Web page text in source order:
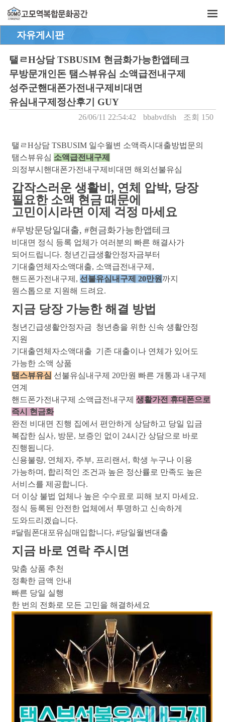
자유게시판
탤ㄹH상담 TSBUSIM 현금화가능한앱테크
무방문개인돈 탬스뷰유심 소액급전내구제
성주군핸대폰가전내구제비대면
유심내구제정산후기 GUY
26/06/11 22:54:42 bbabvdfsh 조회 150
탤ㄹH상담 TSBUSIM 일수월변 소액즉시대출방법문의
탬스뷰유심 소액급전내구제
의정부시핸대폰가전내구제비대면 해외선불유심
갑작스러운 생활비, 연체 압박, 당장
필요한 소액 현금 때문에
고민이시라면 이제 걱정 마세요
#무방문당일대출, #현금화가능한앱테크
비대면 정식 등록 업체가 여러분의 빠른 해결사가
되어드립니다. 청년긴급생활안정자금부터
기대출연체자소액대출, 소액급전내구제,
핸드폰가전내구제, 선불유심내구제 20만원 까지
원스톱으로 지원해 드려요.
지금 당장 가능한 해결 방법
청년긴급생활안정자금 청년층을 위한 신속 생활안정
지원
기대출연체자소액대출 기존 대출이나 연체가 있어도
가능한 소액 상품
탬스뷰유심 선불유심내구제 20만원 빠른 개통과 내구제
연계
핸드폰가전내구제 소액급전내구제 생활가전 휴대폰으로
즉시 현금화
완전 비대면 진행 집에서 편안하게 상담하고 당일 입금
복잡한 심사, 방문, 보증인 없이 24시간 상담으로 바로
진행됩니다.
신용불량, 연체자, 주부, 프리랜서, 학생 누구나 이용
가능하며, 합리적인 조건과 높은 정산률로 만족도 높은
서비스를 제공합니다.
더 이상 불법 업체나 높은 수수료로 피해 보지 마세요.
정식 등록된 안전한 업체에서 투명하고 신속하게
도와드리겠습니다.
#달림폰대포유심매입합니다, #당일월변대출
지금 바로 연락 주시면
맞춤 상품 추천
정확한 금액 안내
빠른 당일 실행
한 번의 전화로 모든 고민을 해결하세요